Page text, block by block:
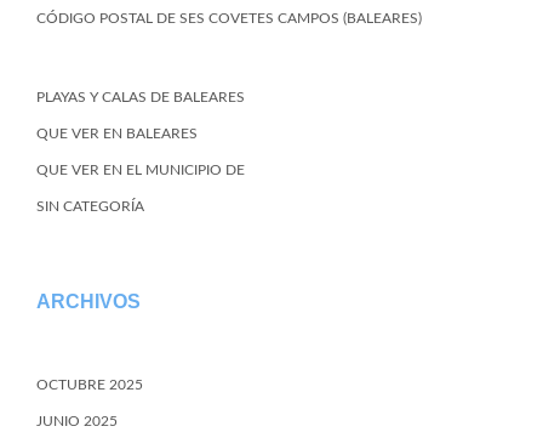
CÓDIGO POSTAL DE SES COVETES CAMPOS (BALEARES)
PLAYAS Y CALAS DE BALEARES
QUE VER EN BALEARES
QUE VER EN EL MUNICIPIO DE
SIN CATEGORÍA
ARCHIVOS
OCTUBRE 2025
JUNIO 2025